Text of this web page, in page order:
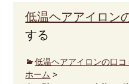
低温ヘアアイロン
する
低温ヘアアイロンの口コ
ホーム >